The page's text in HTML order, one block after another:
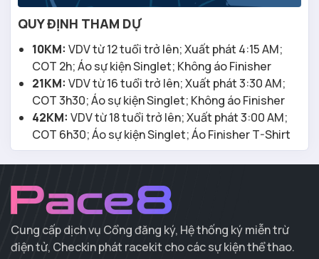
QUY ĐỊNH THAM DỰ
10KM: VDV từ 12 tuổi trở lên; Xuất phát 4:15 AM;
COT 2h; Áo sự kiện Singlet; Không áo Finisher
21KM: VDV từ 16 tuổi trở lên; Xuất phát 3:30 AM;
COT 3h30; Áo sự kiện Singlet; Không áo Finisher
42KM: VDV từ 18 tuổi trở lên; Xuất phát 3:00 AM;
COT 6h30; Áo sự kiện Singlet; Áo Finisher T-Shirt
Cung cấp dịch vụ Cổng đăng ký, Hệ thống ký miễn trừ
điện tử, Checkin phát racekit cho các sự kiện thể thao.